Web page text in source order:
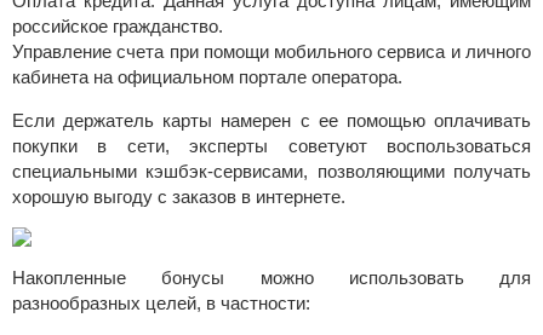
российское гражданство.
Управление счета при помощи мобильного сервиса и личного
кабинета на официальном портале оператора.
Если держатель карты намерен с ее помощью оплачивать
покупки в сети, эксперты советуют воспользоваться
специальными кэшбэк-сервисами, позволяющими получать
хорошую выгоду с заказов в интернете.
Накопленные бонусы можно использовать для
разнообразных целей, в частности: